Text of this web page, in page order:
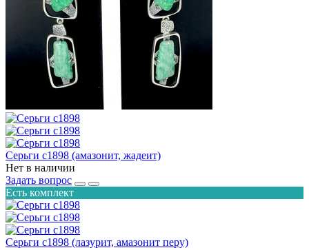
Серьги с1898 (амазонит, жадеит)
Нет в наличии
Задать вопрос
Есть комплект
Серьги с1898 (лазурит, амазонит перу)